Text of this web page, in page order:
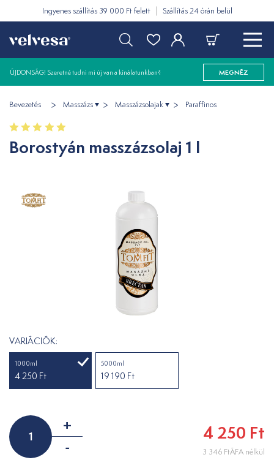
Ingyenes szállítás 39 000 Ft felett Szállítás 24 órán belül
ÚJDONSÁG! Szeretné tudni mi új van a kínálatunkban? MEGNÉZ
Bevezetés Masszázs Masszázsolajak Paraffinos
Borostyán masszázsolaj 1 l
VARIÁCIÓK:
1000ml
4 250 Ft
5000ml
19 190 Ft
+
-
4 250 Ft
3 346 FtÁFA nélkül